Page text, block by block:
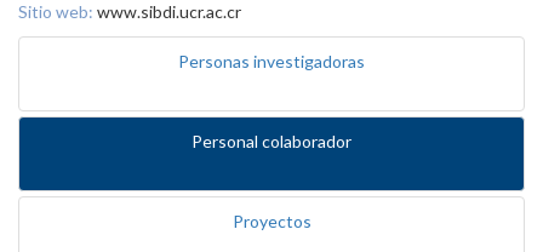
Sitio web: www.sibdi.ucr.ac.cr
Personas investigadoras
Personal colaborador
Proyectos